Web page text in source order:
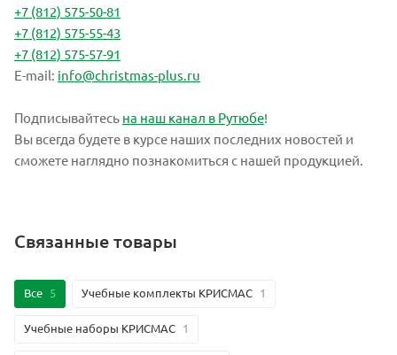
+7 (812) 575-50-81
+7 (812) 575-55-43
+7 (812) 575-57-91
E-mail: info@christmas-plus.ru
Подписывайтесь на наш канал в Рутюбе!
Вы всегда будете в курсе наших последних новостей и
сможете наглядно познакомиться с нашей продукцией.
Связанные товары
Все 5 Учебные комплекты КРИСМАС 1
Учебные наборы КРИСМАС 1